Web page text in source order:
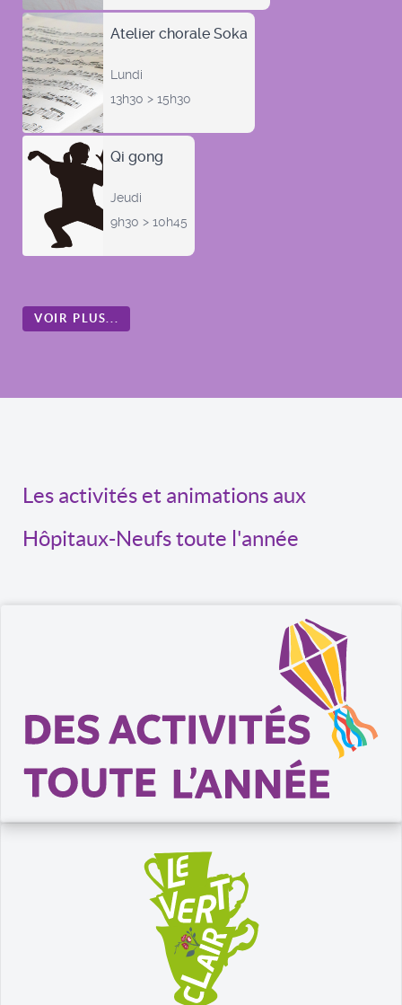
Atelier chorale Soka
Lundi
13h30 > 15h30
Qi gong
Jeudi
9h30 > 10h45
VOIR PLUS...
Les activités et animations aux
Hôpitaux-Neufs toute l'année